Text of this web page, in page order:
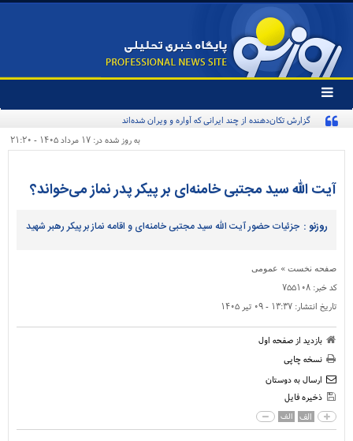
تغییر
وضعیت
منوی
ها
گزارش تکان‌دهنده از چند ایرانی که آواره و ویران شده‌اند
به روز شده در: ۱۷ مرداد ۱۴۰۵ - ۲۱:۲۰
آیت الله سید مجتبی خامنه‌ای بر پیکر پدر نماز می‌خواند؟
روزنو : جزئیات حضور آیت الله سید مجتبی خامنه‌ای و اقامه نماز بر پیکر رهبر شهید
صفحه نخست » عمومی
کد خبر: ۷۵۵۱۰۸
تاریخ انتشار: ۱۳:۳۷ - ۰۹ تير ۱۴۰۵
بازدید از صفحه اول
نسخه چاپی
ارسال به دوستان
ذخیره فایل
الف الف